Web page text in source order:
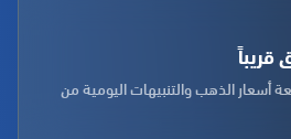
قريباً
أسعار الذهب والتنبيهات اليومية من